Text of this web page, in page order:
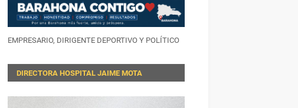
EMPRESARIO, DIRIGENTE DEPORTIVO Y POLÍTICO
DIRECTORA HOSPITAL JAIME MOTA